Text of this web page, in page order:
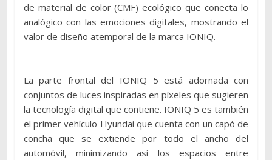
de material de color (CMF) ecológico que conecta lo
analógico con las emociones digitales, mostrando el
valor de diseño atemporal de la marca IONIQ.
La parte frontal del IONIQ 5 está adornada con
conjuntos de luces inspiradas en píxeles que sugieren
la tecnología digital que contiene. IONIQ 5 es también
el primer vehículo Hyundai que cuenta con un capó de
concha que se extiende por todo el ancho del
automóvil, minimizando así los espacios entre